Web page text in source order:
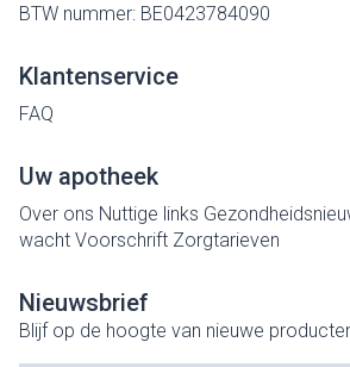
BTW nummer: BE0423784090
Klantenservice
FAQ
Uw apotheek
Over ons Nuttige links
wacht Voorschrift Zorgtarieven
Nieuwsbrief
Blijf op de hoogte van nieuwe